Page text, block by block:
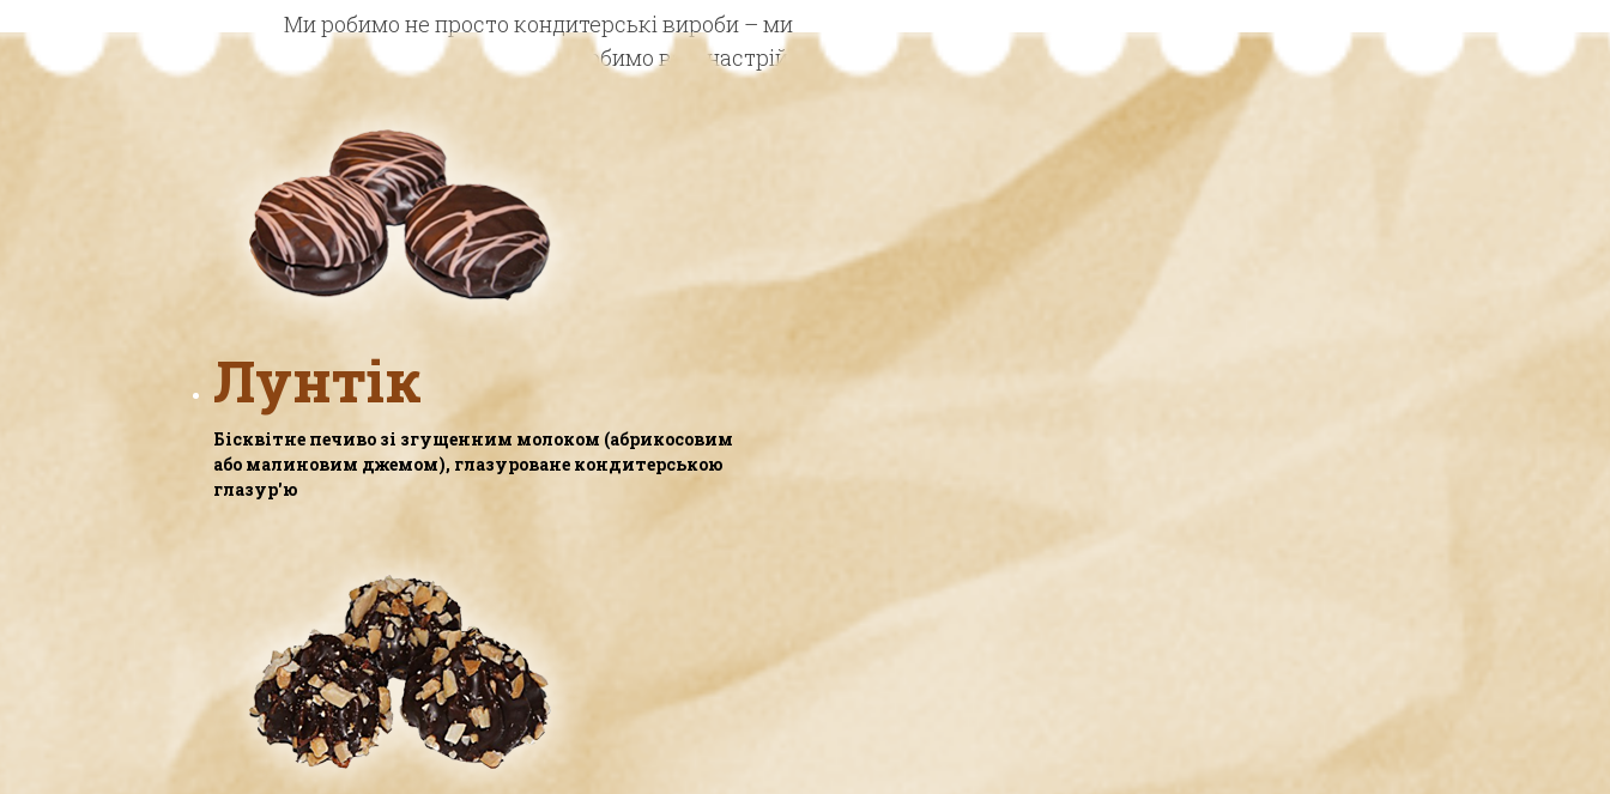
Ми робимо не просто кондитерські вироби – ми
робимо ваш настрій!
Насолоджуйтесь
Справжнім смаком
Згадайте смак Вашого дитинства. Розкажіть про
Лунтік
Бісквітне печиво зі згущенним молоком (абрикосовим
або малиновим джемом), глазуроване кондитерською
глазур'ю